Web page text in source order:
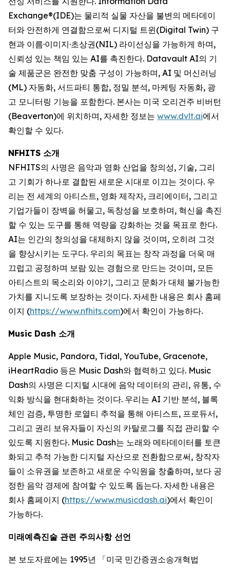
Exchange®(IDE)는 물리적 실물 자산을 불변의 메타데이
터와 안전하게 연결함으로써 디지털 트윈(Digital Twin) 구
현과 이름·이미지·초상권(NIL) 라이선싱을 가능하게 하며,
신뢰성 있는 책임 있는 AI를 촉진한다. Datavault AI의 기
술 제품군은 완전한 맞춤 구성이 가능하며, AI 및 머신러닝
(ML) 자동화, 서드파티 통합, 정밀 분석, 마케팅 자동화, 광
고 모니터링 기능을 포함한다. 본사는 미국 오리건주 비버턴
(Beaverton)에 위치하며, 자세한 정보는 www.dvlt.ai에서
확인할 수 있다.
NFHITS 소개
NFHITS의 사명은 음악과 영화 산업을 창의성, 기술, 그리
고 기회가 하나로 결합된 새로운 시대로 이끄는 것이다. 우
리는 전 세계의 아티스트, 영화 제작자, 크리에이터, 그리고
기업가들이 장벽을 허물고, 독창성을 보호하며, 혁신을 촉진
할 수 있는 도구를 통해 역량을 강화하는 것을 목표로 한다.
AI는 인간의 창의성을 대체하지 않을 것이며, 오히려 그것
을 향상시키는 도구다. 우리의 목표는 창작 과정을 더욱 매
끄럽고 공정하며 보람 있는 경험으로 만드는 것이며, 모든
아티스트의 목소리와 이야기, 그리고 문화가 대체 불가능한
가치를 지니도록 보장하는 것이다. 자세한 내용은 회사 홈페
이지 (https://www.nfhits.com)에서 확인이 가능하다.
Music Dash 소개
Apple Music, Pandora, Tidal, YouTube, Gracenote,
iHeartRadio 등은 Music Dash와 협력하고 있다. Music
Dash의 사명은 디지털 시대에 음악 데이터의 관리, 유통, 수
익화 방식을 현대화하는 것이다. 우리는 AI 기반 분석, 블록
체인 검증, 투명한 로열티 추적을 통해 아티스트, 프로듀서,
그리고 권리 보유자들이 자신의 카탈로그를 직접 관리할 수
있도록 지원한다. Music Dash는 노래와 메타데이터를 토큰
화되고 추적 가능한 디지털 자산으로 전환함으로써, 창작자
들이 소유권을 보존하고 새로운 수익원을 창출하며, 보다 공
정한 음악 경제에 참여할 수 있도록 돕는다. 자세한 내용은
회사 홈페이지 (https://www.musicdash.ai)에서 확인이
가능하다.
미래예측진술 관련 주의사항 선언
본 보도자료에는 1995년 「미국 민간증권소송개혁법